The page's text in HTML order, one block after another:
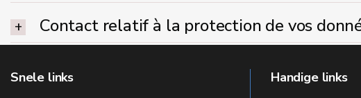
Contact relatif à la protection de vos
Snele links Handige links